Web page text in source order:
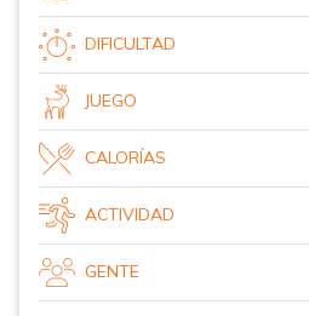
DIFICULTAD
JUEGO
CALORÍAS
ACTIVIDAD
GENTE